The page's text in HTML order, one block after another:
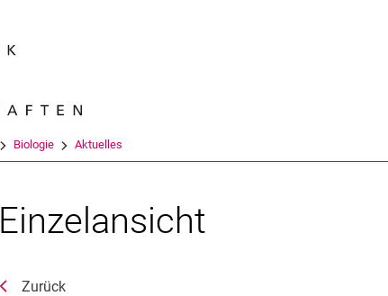
Biologie Aktuelles
Einzelansicht
Zurück